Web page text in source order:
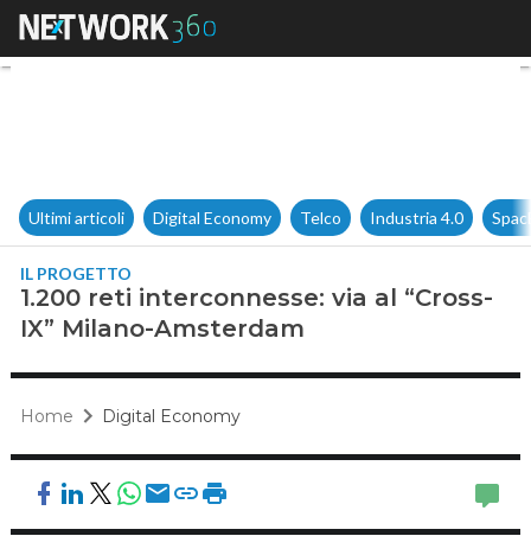
1.200 reti interconnesse: via
Ultimi articoli Digital Economy Telco Industria 4.0
IL PROGETTO
1.200 reti interconnesse: via al “Cross-
IX” Milano-Amsterdam
Home Digital Economy